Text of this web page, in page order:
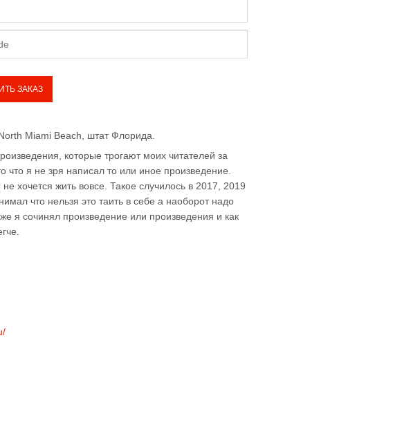
ЗАКАЗ
Miami Beach, штат Флорида.
которые трогают моих читателей за
я не зря написал то или иное произведение.
хочется жить вовсе. Такое случилось в 2017, 2019
что нельзя это таить в себе а наоборот надо
я сочинял произведение или произведения и как